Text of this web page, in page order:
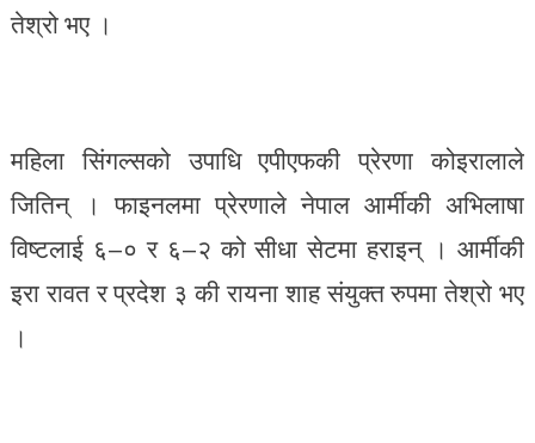
तेश्रो भए ।
महिला सिंगल्सको उपाधि एपीएफकी प्रेरणा कोइरालाले
जितिन् । फाइनलमा प्रेरणाले नेपाल आर्मीकी अभिलाषा
विष्टलाई ६–० र ६–२ को सीधा सेटमा हराइन् । आर्मीकी
इरा रावत र प्रदेश ३ की रायना शाह संयुक्त रुपमा तेश्रो भए
।